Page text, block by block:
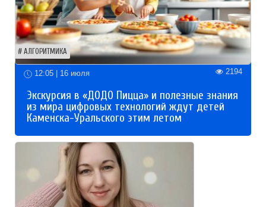
АЛГОРИТМИКА
12:05 | 16 июля 2194
Экскурсия в «ДОДО Пицца» и полезные знания
из мира цифровых технологий ждут детей
Каменска-Уральского этим летом